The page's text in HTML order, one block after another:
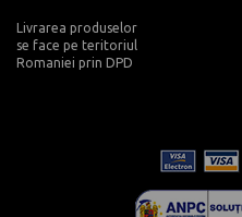
Livrarea produselor
se face pe teritoriul
Romaniei prin DPD